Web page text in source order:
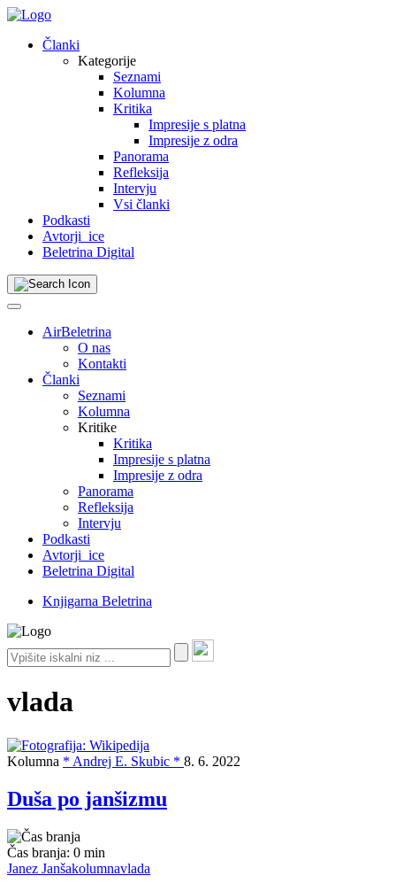
Skip
contentČlanki
Kategorije
Seznami
Kolumna
Kritika
Impresije s platna
Impresije z odra
Panorama
Refleksija
Intervju
Vsi članki
Podkasti
Avtorji_ice
Beletrina Digital
AirBeletrina
O nas
Kontakti
Članki
Seznami
Kolumna
Kritike
Kritika
Impresije s platna
Impresije z odra
Panorama
Refleksija
Intervju
Podkasti
Avtorji_ice
Beletrina Digital
Knjigarna Beletrina
vlada
Kolumna * Andrej E. Skubic * 8. 6. 2022
Duša po janšizmu
Čas branja: 0 min
Janez Janšakolumnavlada